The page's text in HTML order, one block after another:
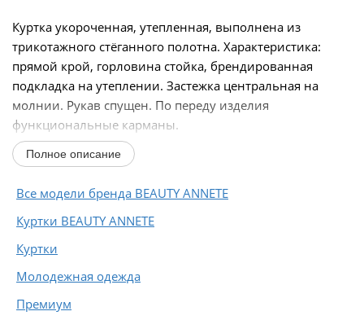
Куртка укороченная, утепленная, выполнена из
трикотажного стёганного полотна. Характеристика:
прямой крой, горловина стойка, брендированная
подкладка на утеплении. Застежка центральная на
молнии. Рукав спущен. По переду изделия
функциональные карманы.
Длина по спинке от края горловины...
Полное описание
Все модели бренда BEAUTY ANNETE
Куртки BEAUTY ANNETE
Куртки
Молодежная одежда
Премиум